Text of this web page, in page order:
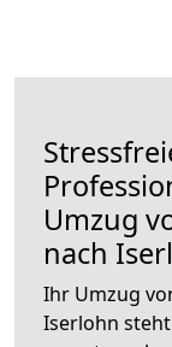
Umzug
nach
Ihr Umzug
Iserlohn